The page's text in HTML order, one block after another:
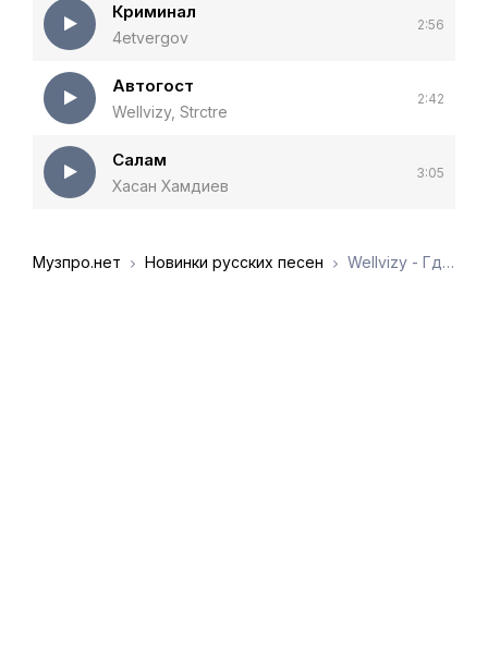
Криминал
4etvergov
2:56
Автогост
Wellvizy, Strctre
2:42
Салам
Хасан Хамдиев
3:05
Музпро.нет Новинки русских песен Wellvizy - Где то в подворотне мы творим криминал